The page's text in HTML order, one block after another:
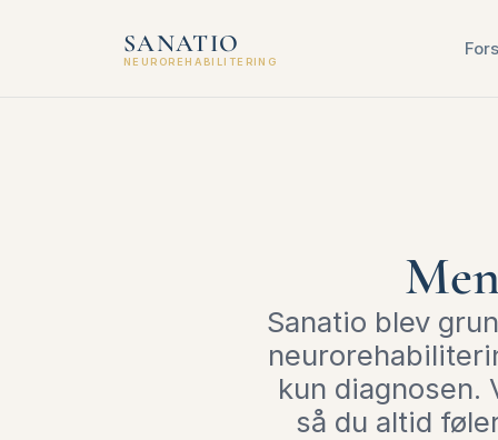
SANATIO
NEUROREHABILITERING
Sanatio blev
kun
så du altid